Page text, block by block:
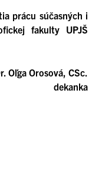
prácu súčasných i
fakulty UPJŠ
Oľga Orosová, CSc.
dekanka